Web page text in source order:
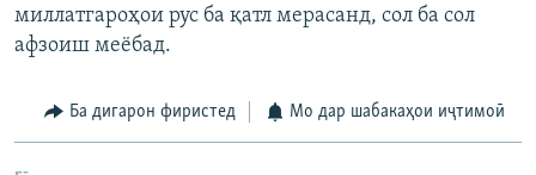
миллатгароҳои рус ба қатл мерасанд, сол ба сол
афзоиш меёбад.
Ба дигарон фиристед Мо дар шабакаҳои иҷтимоӣ